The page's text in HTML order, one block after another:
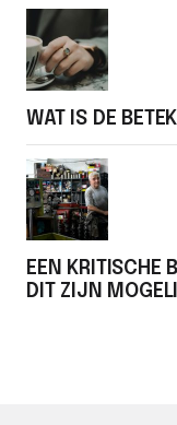
WAT IS DE
EEN KRITISCHE
DIT ZIJN